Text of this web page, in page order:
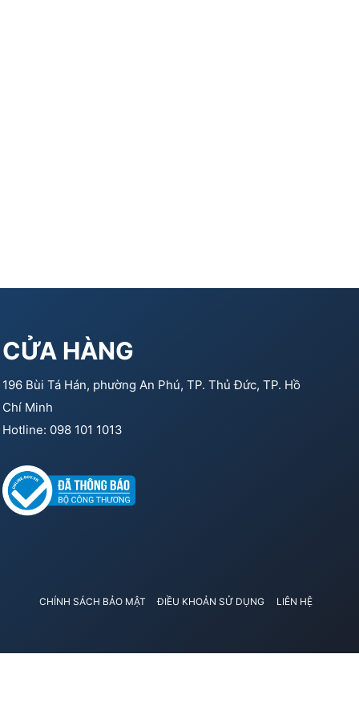
CỬA HÀNG
196 Bùi Tá Hán, phường An Phú, TP. Thủ Đức, TP. Hồ
Chí Minh
Hotline: 098 101 1013
CHÍNH SÁCH BẢO MẬT ĐIỀU KHOẢN SỬ DỤNG LIÊN HỆ